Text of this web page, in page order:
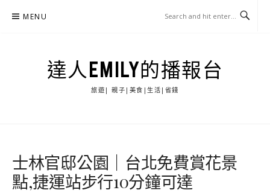
MENU
達人EMILY的播報台
旅遊| 親子|美食|生活|省錢
士林官邸公園｜台北免費賞花景
點,捷運站步行10分鐘可達